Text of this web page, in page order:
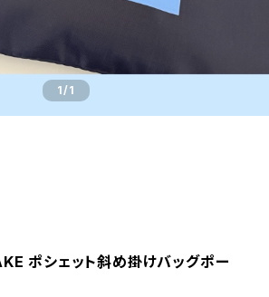
1/1
ポシェット斜め掛けバッグポー